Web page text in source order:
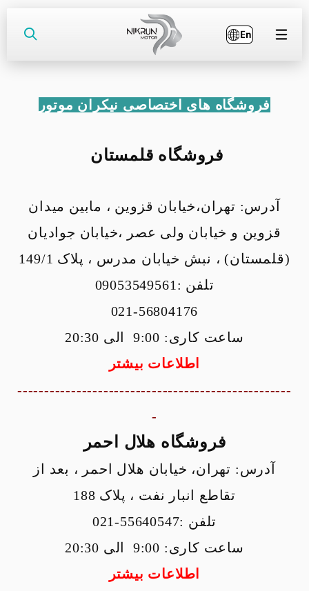

خدمات پس از فروش
نمایندگی ها
مقایسه محصولات
تماس با ما
گَس گَس
لوازم جانبی
فروشگاه های اختصاصی نیکران موتور
فروشگاه قلمستان
آدرس: تهران،خیابان قزوین ، مابین میدان
قزوین و خیابان ولی عصر ،خیابان جوادیان
(قلمستان) ، نبش خیابان مدرس ، پلاک 149/1
تلفن :09053549561
021-56804176
ساعت کاری: 9:00 الی 20:30
اطلاعات بیشتر
---------------------------------------------------
-
فروشگاه هلال احمر
آدرس: تهران، خیابان هلال احمر ، بعد از
تقاطع انبار نفت ، پلاک 188
تلفن :55640547-021
ساعت کاری: 9:00 الی 20:30
اطلاعات بیشتر